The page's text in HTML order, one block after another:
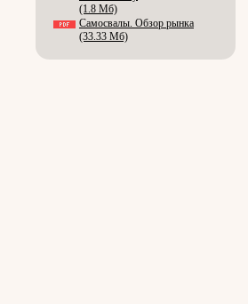
(1.8 Мб)
Самосвалы. Обзор рынка
(33.33 Мб)